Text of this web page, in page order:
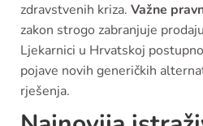
zdravstvenih kriza. Važne
zakon strogo zabranjuje
Ljekarnici u Hrvatskoj
pojave novih generičkih
rješenja.